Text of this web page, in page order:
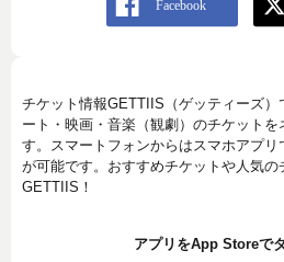
チケット情報GETTIIS（ゲッティーズ
ート・映画・音楽（観劇）のチケットを
す。スマートフォンからはスマホアプ
が可能です。おすすめチケットや人気
GETTIIS！
アプリをApp Storeで